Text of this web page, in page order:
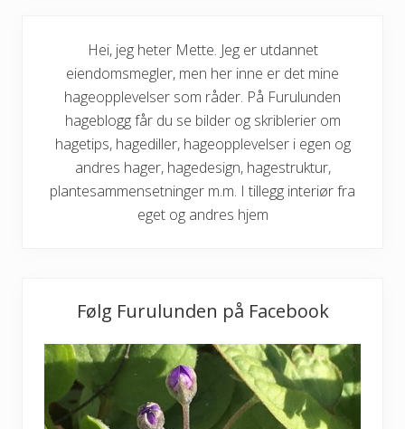
Hei, jeg heter Mette. Jeg er utdannet
eiendomsmegler, men her inne er det mine
hageopplevelser som råder. På Furulunden
hageblogg får du se bilder og skriblerier om
hagetips, hagediller, hageopplevelser i egen og
andres hager, hagedesign, hagestruktur,
plantesammensetninger m.m. I tillegg interiør fra
eget og andres hjem
Følg Furulunden på Facebook